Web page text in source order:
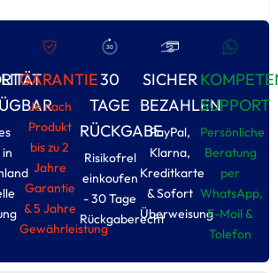
GARANTIE
Je nach
Produkt
bis zu 2
Jahre
Garantie
& 5 Jahre
Gewährleistung
30
TAGE
RÜCKGABE
Risikofrel
einkoufen
- 30 Tage
Rückgaberecht
SICHER
BEZAHLEN
PayPal,
Klarna,
Kreditkarte
& Sofort
Überweisung
SUPPORT
Persönliche
Beratung
per
WhatsApp,
E-Moil &
Tolefon